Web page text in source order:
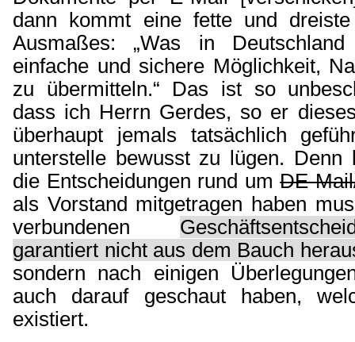
dann kommt eine fette und
Ausmaßes: „Was in
einfache und sichere Möglichkeit,
zu übermitteln.“ Das ist so
dass ich Herrn Gerdes, so er
überhaupt jemals tatsächlich
unterstelle bewusst zu lügen.
die Entscheidungen rund umDE-
als Vorstand mitgetragen haben
verbundenen
garantiert nicht aus dem Bauch
sondern nach einigen
auch darauf geschaut haben,
existiert.